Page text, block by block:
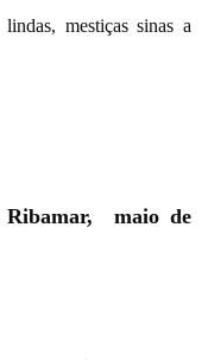
mestiças sinas a
Ribamar, maio de